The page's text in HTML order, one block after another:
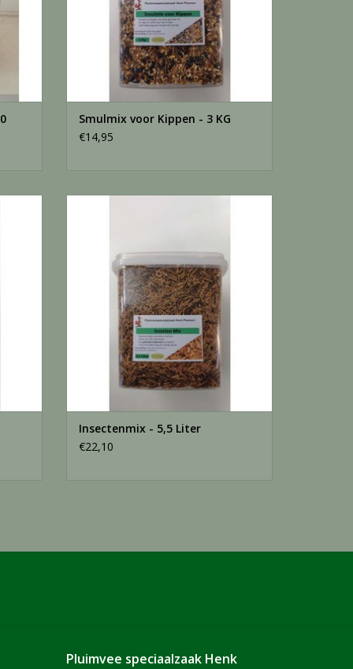
Smulmix voor Kippen - 3 KG
€14,95
Insectenmix - 5,5 Liter
€22,10
Pluimvee speciaalzaak Henk